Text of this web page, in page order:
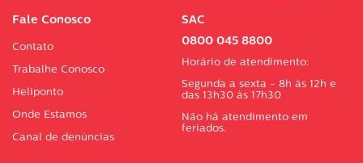
Fale Conosco
Contato
Trabalhe Conosco
Heliponto
Onde Estamos
Canal de denúncias
SAC
0800 045 8800
Horário de atendimento:
Segunda a sexta - 8h às 12h e
das 13h30 às 17h30
Não há atendimento em
feriados.